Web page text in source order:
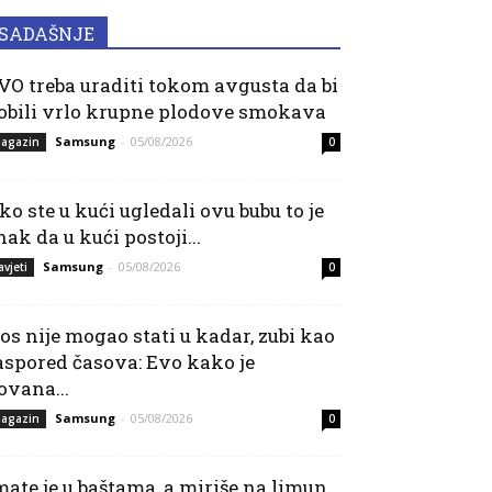
SADAŠNJE
treba uraditi tokom avgusta da bi
vrlo krupne plodove smokava
Samsung - 05/08/2026 0
ste u kući ugledali ovu bubu to je
da u kući postoji...
Samsung - 05/08/2026 0
nije mogao stati u kadar, zubi kao
časova: Evo kako je
Samsung - 05/08/2026 0